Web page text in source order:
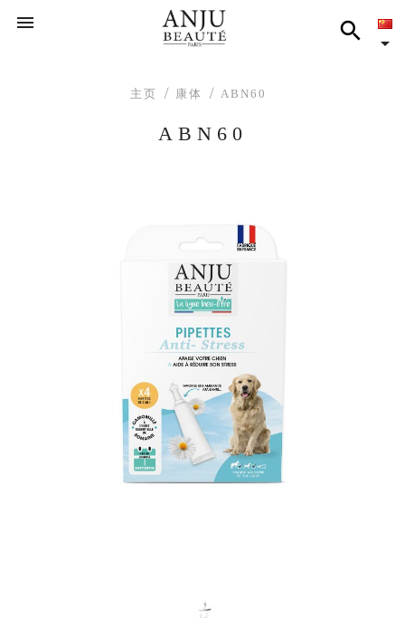



主页 康体 ABN60
ABN60